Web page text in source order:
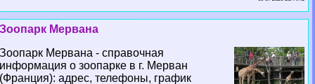
Зоопарк Мервана
Зоопарк Мервана - справочная
информация о зоопарке в г. Мерван
(Франция): адрес, телефоны, график